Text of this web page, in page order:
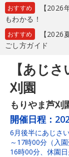
おすすめ
【2026
もわかる！
おすすめ
【2026
ごし方ガイド
【あじ
刈園
もりやま芦刈
開催日程：
6月後半にあじさ
～17時00分（入
16時00分、休園